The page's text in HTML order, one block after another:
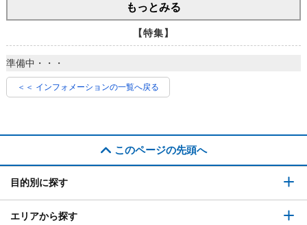
もっとみる
【特集】
準備中・・・
＜＜ インフォメーションの一覧へ戻る
このページの先頭へ
目的別に探す
エリアから探す